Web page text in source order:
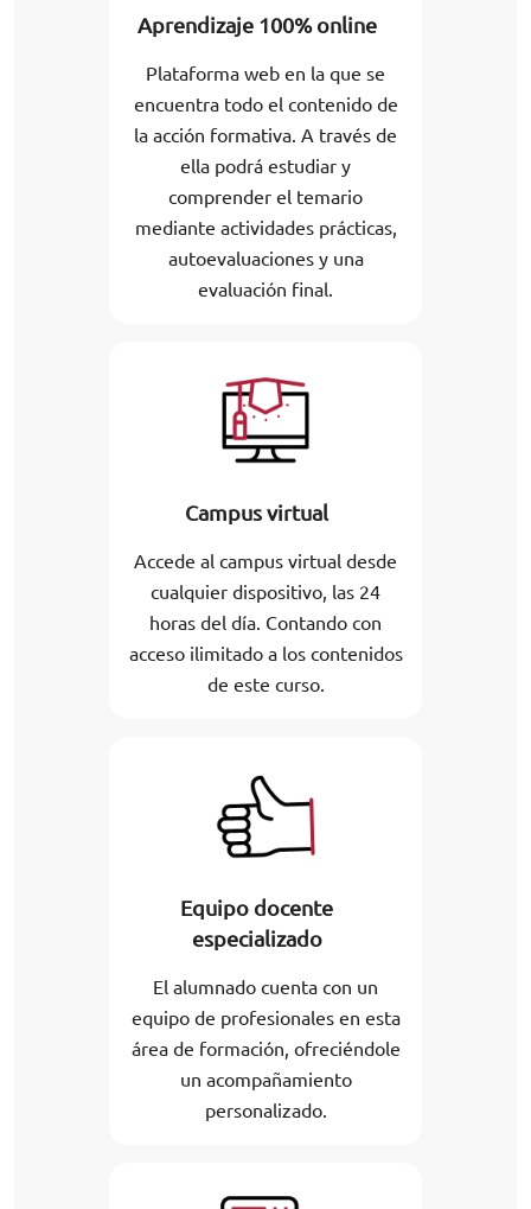
Aprendizaje 100% online
Plataforma web en la que se
encuentra todo el contenido de
la acción formativa. A través de
ella podrá estudiar y
comprender el temario
mediante actividades prácticas,
autoevaluaciones y una
evaluación final.
Campus virtual
Accede al campus virtual desde
cualquier dispositivo, las 24
horas del día. Contando con
acceso ilimitado a los contenidos
de este curso.
Equipo docente
especializado
El alumnado cuenta con un
equipo de profesionales en esta
área de formación, ofreciéndole
un acompañamiento
personalizado.